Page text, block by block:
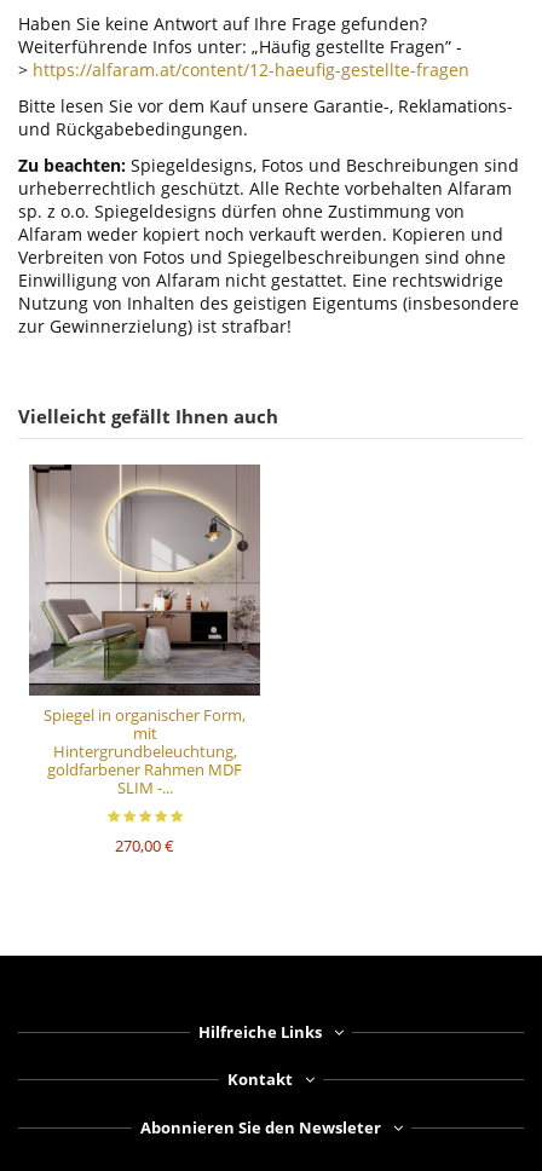
Haben Sie keine Antwort auf Ihre Frage gefunden?
Weiterführende Infos unter: „Häufig gestellte Fragen” -
> https://alfaram.at/content/12-haeufig-gestellte-fragen
Bitte lesen Sie vor dem Kauf unsere Garantie-, Reklamations-
und Rückgabebedingungen.
Zu beachten: Spiegeldesigns, Fotos und Beschreibungen sind
urheberrechtlich geschützt. Alle Rechte vorbehalten Alfaram
sp. z o.o. Spiegeldesigns dürfen ohne Zustimmung von
Alfaram weder kopiert noch verkauft werden. Kopieren und
Verbreiten von Fotos und Spiegelbeschreibungen sind ohne
Einwilligung von Alfaram nicht gestattet. Eine rechtswidrige
Nutzung von Inhalten des geistigen Eigentums (insbesondere
zur Gewinnerzielung) ist strafbar!
Vielleicht gefällt Ihnen auch
Spiegel in organischer Form,
mit
Hintergrundbeleuchtung,
goldfarbener Rahmen MDF
SLIM -...
270,00 €
Hilfreiche Links
Kontakt
Abonnieren Sie den Newsleter